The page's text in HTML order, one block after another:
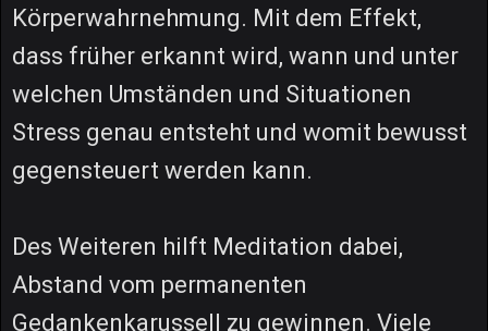
Körperwahrnehmung. Mit dem Effekt,
dass früher erkannt wird, wann und unter
welchen Umständen und Situationen
Stress genau entsteht und womit bewusst
gegensteuert werden kann.
Des Weiteren hilft Meditation dabei,
Abstand vom permanenten
Gedankenkarussell zu gewinnen. Viele